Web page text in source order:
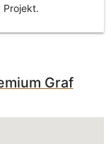
Projekt.
Graf